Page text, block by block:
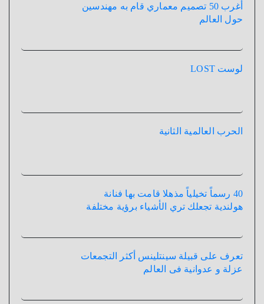
أغرب 50 تصميم معماري قام به مهندسين
حول العالم
لوست LOST
الحرب العالمية الثانية
40 رسماً تخيلياً مذهلا قامت بها فنانة
هولندية تجعلك تري الأشياء برؤية مختلفة
تعرف على قبيلة سينتلينس أكثر التجمعات
عزلة و عدوانية فى العالم